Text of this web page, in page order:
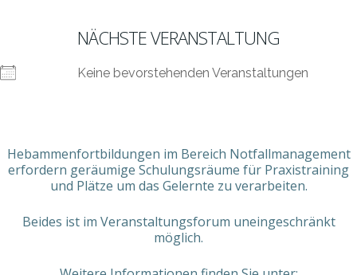
NÄCHSTE VERANSTALTUNG
Keine bevorstehenden Veranstaltungen
Hebammenfortbildungen im Bereich Notfallmanagement
erfordern geräumige Schulungsräume für Praxistraining
und Plätze um das Gelernte zu verarbeiten.
Beides ist im Veranstaltungsforum uneingeschränkt
möglich.